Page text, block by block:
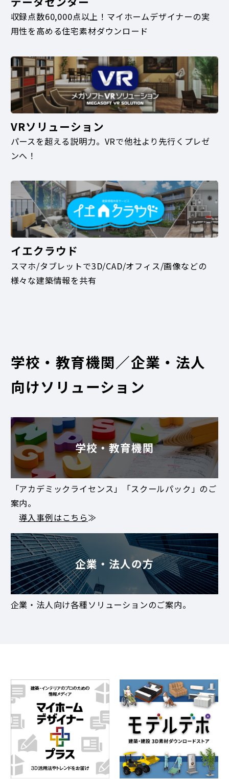
収録点数60,000点以上！マイホームデザイナーの実
用性を高める住宅素材ダウンロード
VRソリューション
パースを超える説明力。VRで他社より先行くプレゼ
ンへ！
イエクラウド
スマホ/タブレットで3D/CAD/オフィス/画像などの
様々な建築情報を共有
学校・教育機関／企業・法人
向けソリューション
学校・教育機関
「アカデミックライセンス」「スクールパック」のご
案内。
導入事例はこちら≫
企業・法人の方
企業・法人向け各種ソリューションのご案内。